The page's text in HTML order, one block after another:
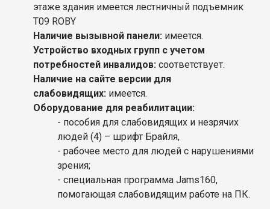
этаже здания имеется лестничный подъемник
Т09 ROBY
Наличие вызывной панели: имеется.
Устройство входных групп с учетом
потребностей инвалидов: соответствует.
Наличие на сайте версии для
слабовидящих: имеется.
Оборудование для реабилитации:
- пособия для слабовидящих и незрячих
людей (4) – шрифт Брайля,
- рабочее место для людей с нарушениями
зрения;
- специальная программа Jams160,
помогающая слабовидящим работе на ПК.